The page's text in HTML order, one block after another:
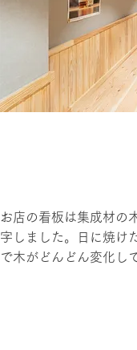
お店の看板は集成材の
字しました。日に焼け
で木がどんどん変化し